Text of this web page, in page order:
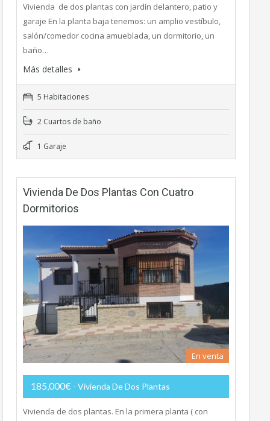
Vivienda de dos plantas con jardín delantero, patio y
garaje En la planta baja tenemos: un amplio vestíbulo,
salón/comedor cocina amueblada, un dormitorio, un
baño…
Más detalles
5 Habitaciones
2 Cuartos de baño
1 Garaje
Vivienda De Dos Plantas Con Cuatro
Dormitorios
En venta
185,000€ - Vivienda De Dos Plantas
Vivienda de dos plantas. En la primera planta ( con